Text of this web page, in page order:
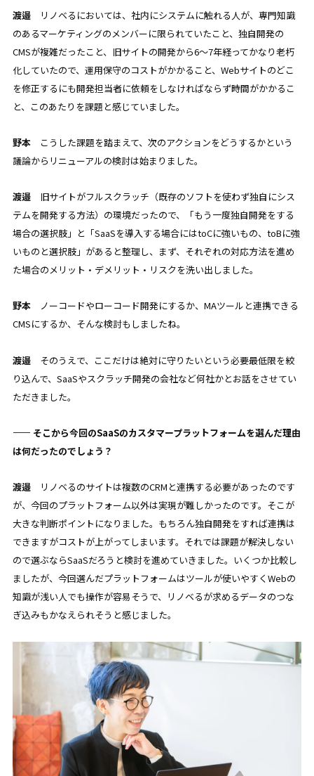
渡邉 リノベるにおいては、社内にシステムに触れる人が、専門知識
のあるマーケティングのメンバーに限られていたこと、独自開発の
CMSが複雑だったこと、旧サイトの開発から6〜7年経ってかなり老朽
化していたので、運用保守のコストがかかること、Webサイトのどこ
を修正するにも開発担当者に依頼をしなければならず時間がかかるこ
と、このあたりを課題と感じていました。
野本 こうした課題を踏まえて、次のアクションをどうするかという
議論からリニューアルの検討は始まりました。
渡邉 旧サイトがフルスクラッチ（既存のソフトを使わず独自にシス
テムを開発する方法）の環境だったので、「もう一度独自開発をする
場合の選択肢」と「SaaSを導入する場合にはtoCに強いもの、toBに強
いものと選択肢」があると整理し、まず、それぞれの対応方法を進め
た場合のメリット・デメリット・リスクを洗い出しました。
野本 ノーコードやローコード開発にするか、MAツールと連携できる
CMSにするか、そんな検討もしましたね。
渡邉 そのうえで、ここだけは絶対に守りたいという必要最低限を絞
り込んで、SaaSやスクラッチ開発の会社など何社かとお話をさせてい
ただきました。
—— そこから今回のSaaSのカスタマープラットフォームを選んだ理由
は何だったのでしょう？
渡邉
リノベるのサイトは複数のCRMと連携する必要があったのです
が、今回のプラットフォーム以外は実現が難しかったのです。そこが
大きな判断ポイントになりました。もちろん独自開発をすれば連携は
できますがコストが上がってしまいます。それでは課題が解決しない
ので選ぶならSaaSだろうと検討を進めていきました。いくつか比較し
ましたが、今回選んだプラットフォームはツールが使いやすくWebの
知識が浅い人でも操作が容易そうで、リノベるが求めるデータのつな
ぎ込みもかなえられそうと感じました。